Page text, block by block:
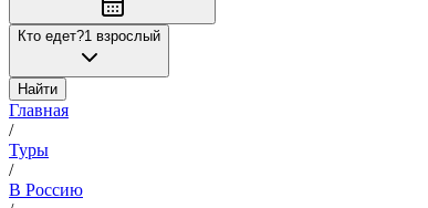
Кто едет?1 взрослый
Найти
Главная
/
Туры
/
В Россию